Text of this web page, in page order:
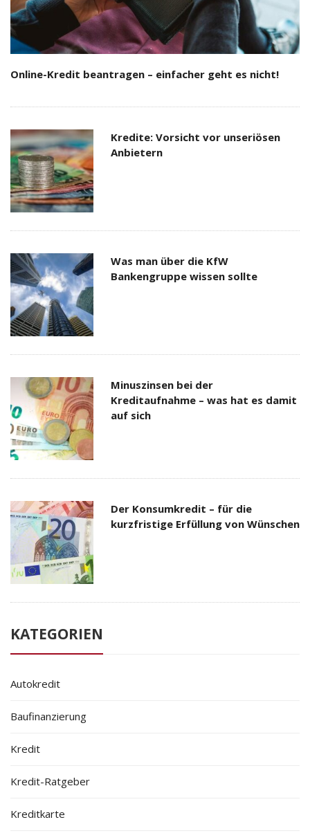
Online-Kredit beantragen – einfacher geht es nicht!
Kredite: Vorsicht vor unseriösen
Anbietern
Was man über die KfW
Bankengruppe wissen sollte
Minuszinsen bei der
Kreditaufnahme – was hat es damit
auf sich
Der Konsumkredit – für die
kurzfristige Erfüllung von Wünschen
KATEGORIEN
Autokredit
Baufinanzierung
Kredit
Kredit-Ratgeber
Kreditkarte